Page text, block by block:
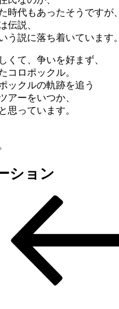
時代もあったそうですが、
伝説、
う説に落ち着いています。
くて、争いを好まず、
コロポックル。
ックルの軌跡を追う
アーをいつか、
思っています。
ション